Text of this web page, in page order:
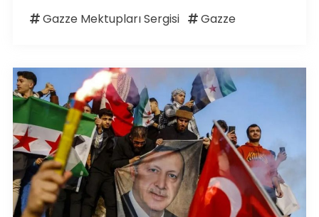
Gazze Mektupları Sergisi
Gazze